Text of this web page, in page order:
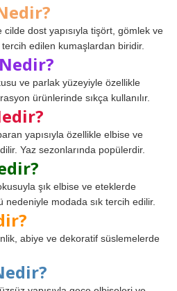
dost yapısıyla tişört, gömlek ve
edilen kumaşlardan biridir.
ve parlak yüzeyiyle özellikle
ürünlerinde sıkça kullanılır.
yapısıyla özellikle elbise ve
Yaz sezonlarında popülerdir.
şık elbise ve eteklerde
nedeniyle modada sık tercih edilir.
abiye ve dekoratif süslemelerde